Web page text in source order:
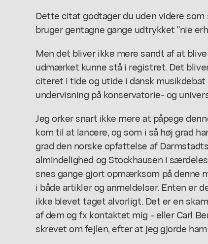
Dette citat godtager du uden videre som
bruger gentagne gange udtrykket "nie
Men det bliver ikke mere sandt af at
udmærket kunne stå i registret. Det
citeret i tide og utide i dansk
undervisning på konservatorie- og
Jeg orker snart ikke mere at påpege
kom til at lancere, og som i så høj grad
grad den norske opfattelse af
almindelighed og Stockhausen i
snes gange gjort opmærksom på denne
i både artikler og anmeldelser. Enten er
ikke blevet taget alvorligt. Det er en
af dem og fx kontaktet mig - eller Carl
skrevet om fejlen, efter at jeg gjorde